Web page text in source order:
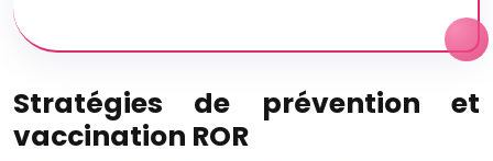
Stratégies de prévention et
vaccination ROR